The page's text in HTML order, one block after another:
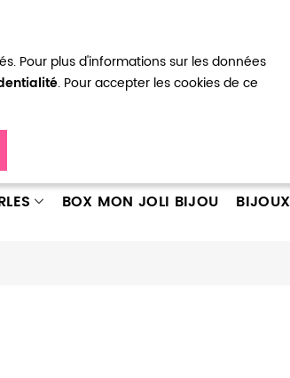
Pour plus d'informations sur les données
. Pour accepter les cookies de ce
Créer un compte
BOX MON JOLI BIJOU BIJOUX